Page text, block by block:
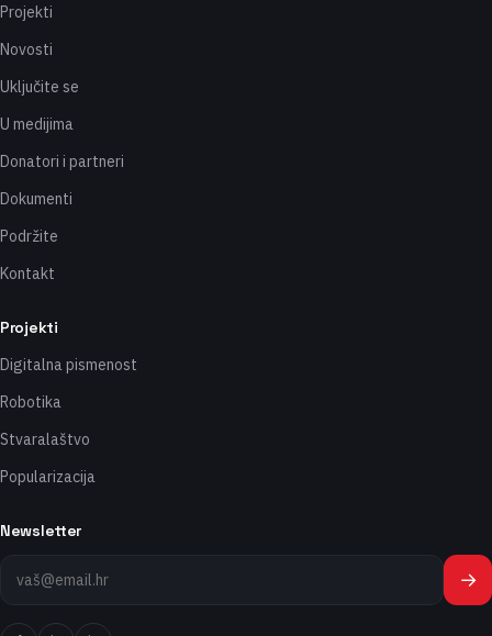
Projekti
Novosti
Uključite se
U medijima
Donatori i partneri
Dokumenti
Podržite
Kontakt
Projekti
Digitalna pismenost
Robotika
Stvaralaštvo
Popularizacija
Newsletter
→